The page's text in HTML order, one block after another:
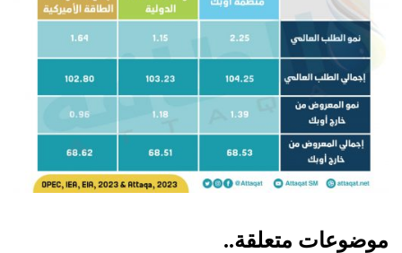
موضوعات متعلقة..